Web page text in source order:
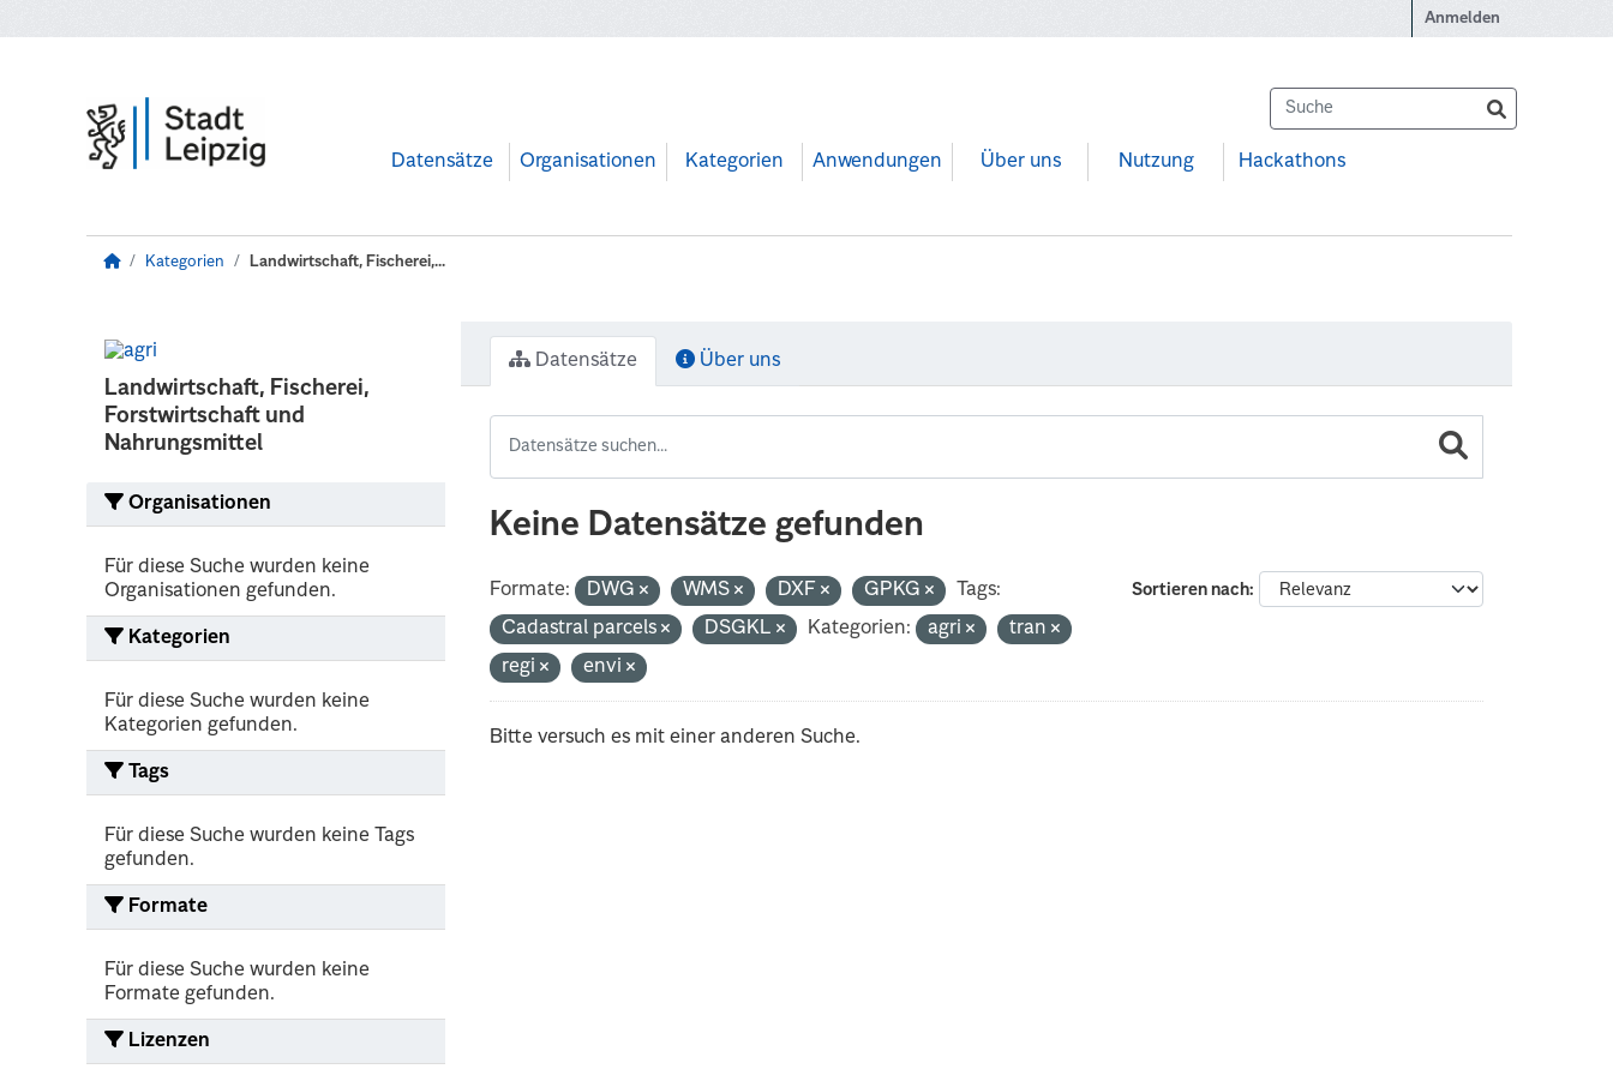
Anmelden
Datensätze Organisationen Kategorien Anwendungen Über uns Nutzung Hackathons
Kategorien Landwirtschaft, Fischerei,...
Landwirtschaft, Fischerei,
Forstwirtschaft und
Nahrungsmittel
Organisationen
Für diese Suche wurden keine
Organisationen gefunden.
Kategorien
Für diese Suche wurden keine
Kategorien gefunden.
Tags
Für diese Suche wurden keine Tags
gefunden.
Formate
Für diese Suche wurden keine
Formate gefunden.
Lizenzen
Datensätze Über uns
Keine Datensätze gefunden
Sortieren nach
Formate: DWG WMS DXF GPKG
Tags:
Cadastral parcels
DSGKL Kategorien: agri
tran
regi
envi
Bitte versuch es mit einer anderen Suche.